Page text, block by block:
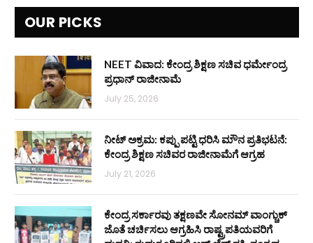
OUR PICKS
NEET ವಿವಾದ: ಕೇಂದ್ರ ಶಿಕ್ಷಣ ಸಚಿವ ಧರ್ಮೇಂದ್ರ
ಪ್ರಧಾನ್ ರಾಜೀನಾಮೆ
July 25, 2026
ನೀಟ್ ಅಕ್ರಮ: ಕಪ್ಪು ಪಟ್ಟಿ ಧರಿಸಿ ಮೌನ ಪ್ರತಿಭಟನೆ:
ಕೇಂದ್ರ ಶಿಕ್ಷಣ ಸಚಿವರ ರಾಜೀನಾಮೆಗೆ ಆಗ್ರಹ
July 21, 2026
ಕೇಂದ್ರ ಸರ್ಕಾರವು ತಕ್ಷಣವೇ ಸೋನಮ್ ವಾಂಗ್ಚುಕ್
ಜೊತೆ ಚರ್ಚಿಸಲು ಆಗ್ರಹಿಸಿ ರಾಷ್ಟ್ರಪತಿಯವರಿಗೆ